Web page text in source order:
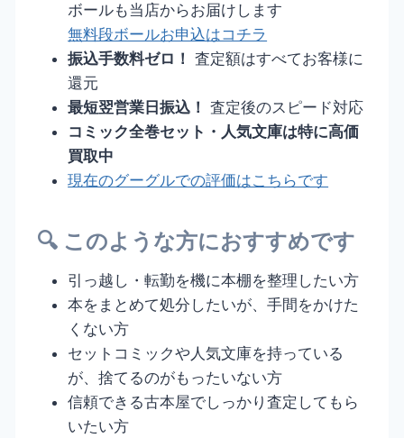
ボールも当店からお届けします
無料段ボールお申込はコチラ
振込手数料ゼロ！ 査定額はすべてお客様に
還元
最短翌営業日振込！ 査定後のスピード対応
コミック全巻セット・人気文庫は特に高価
買取中
現在のグーグルでの評価はこちらです
🔍 このような方におすすめです
引っ越し・転勤を機に本棚を整理したい方
本をまとめて処分したいが、手間をかけた
くない方
セットコミックや人気文庫を持っている
が、捨てるのがもったいない方
信頼できる古本屋でしっかり査定してもら
いたい方